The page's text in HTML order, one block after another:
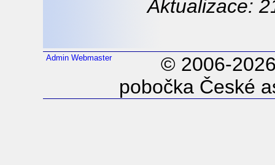
Aktualizace:
Admin Webmaster
© 2006-
pobočka České